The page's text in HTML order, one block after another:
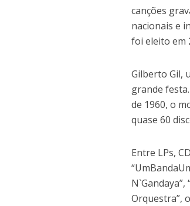
canções
nacionais e
foi eleito em
Gilberto Gil,
grande
de 1960, o
quase 60
Entre LPs,
N`Gandaya”,
Orquestra”,